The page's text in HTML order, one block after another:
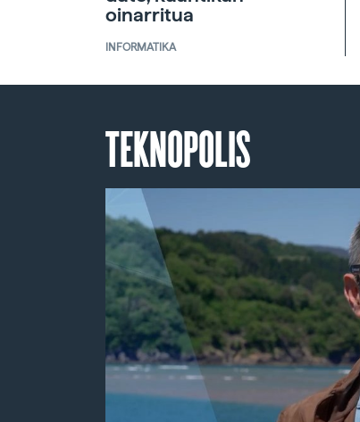
oinarritua
INFORMATIKA
TEKNOPOLIS